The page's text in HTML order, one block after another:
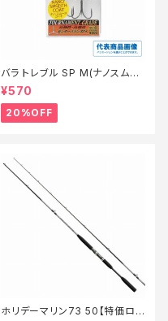
バラ トレブル SP M(ナノスムー
スコート)【特価仕掛】【20】
¥570
20%OFF
ホリデーマリン73 50【特価ロッ